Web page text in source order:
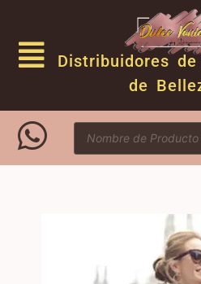
Distribuidores
de